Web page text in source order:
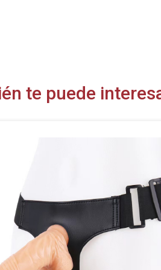
te puede